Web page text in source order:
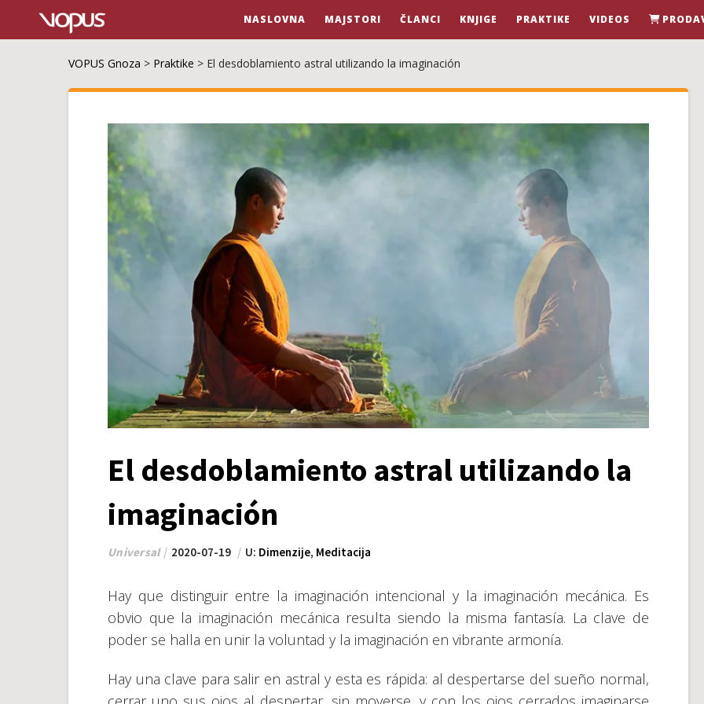
NASLOVNA MAJSTORI ČLANCI KNJIGE PRAKTIKE VIDEOS
VOPUS Gnoza > Praktike > El desdoblamiento astral utilizando la imaginación
El desdoblamiento astral utilizando la
imaginación
Universal 2020-07-19 U: Dimenzije, Meditacija
Hay que distinguir entre la imaginación intencional y la imaginación mecánica. Es
obvio que la imaginación mecánica resulta siendo la misma fantasía. La clave de
poder se halla en unir la voluntad y la imaginación en vibrante armonía.
Hay una clave para salir en astral y esta es rápida: al despertarse del sueño normal,